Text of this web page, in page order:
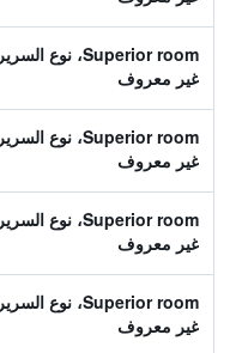
Superior room، نوع السرير
غير معروف
Superior room، نوع السرير
غير معروف
Superior room، نوع السرير
غير معروف
Superior room، نوع السرير
غير معروف